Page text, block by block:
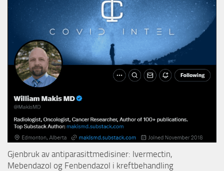
Gjenbruk av antiparasittmedisiner: Ivermectin,
Mebendazol og Fenbendazol i kreftbehandling